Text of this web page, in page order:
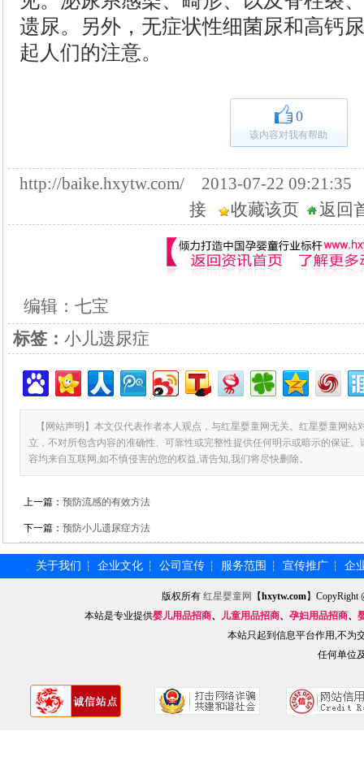
遗尿。另外，无症状性细菌尿和高钙
起人们的注意。
0
该内容对我有帮助
http://baike.hxytw.com/ 2013-07-22
接
收藏该页 返回
编辑：七宝
标签： 小儿遗尿症
【网站声明】本文仅代表作者本人观点，与红星婴童网无关。红星婴童网站
立，不对所包含内容的准确性、可靠性或完整性提供任何明示或暗示的保证
容均来自互联网,如不慎侵害的您的权益,请告知,我们将尽快删除。
上一篇： 预防流感的有效方法
下一篇： 预防小儿遗尿症方法
关于我们 ┆ 企业文化 ┆ 公司宣传 ┆ 服务范围 ┆ 宣传推广 ┆ 企
版权所有 红星婴童网 【hxytw.com】CopyRight
本站是专业提供婴儿用品招商、 儿童用品招商、 孕妇用品招商、
本站只起到信息平台作用,不为
任何单位